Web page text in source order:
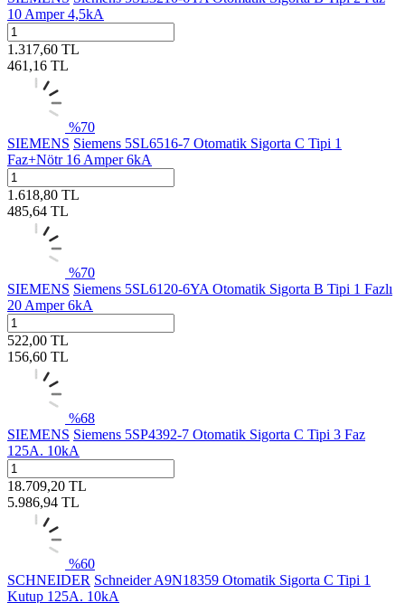
10 Amper 4,5kA
1.317,60 TL
461,16 TL
%70
SIEMENS Siemens 5SL6516-7 Otomatik Sigorta C Tipi 1
Faz+Nötr 16 Amper 6kA
1.618,80 TL
485,64 TL
%70
SIEMENS Siemens 5SL6120-6YA Otomatik Sigorta B Tipi 1 Fazlı
20 Amper 6kA
522,00 TL
156,60 TL
%68
SIEMENS Siemens 5SP4392-7 Otomatik Sigorta C Tipi 3 Faz
125A. 10kA
18.709,20 TL
5.986,94 TL
%60
SCHNEIDER Schneider A9N18359 Otomatik Sigorta C Tipi 1
Kutup 125A. 10kA